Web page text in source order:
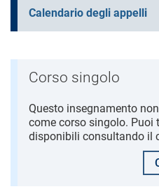
Calendario degli appelli
Corso singolo
Questo insegnamento
come corso singolo. Puoi
disponibili consultando il